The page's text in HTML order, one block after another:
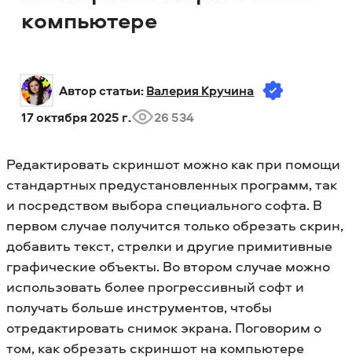
компьютере
Автор статьи: Валерия Кручина
17 октября 2025 г.
26 534
Редактировать скриншот можно как при помощи
стандартных предустановленных программ, так
и посредством выбора специального софта. В
первом случае получится только обрезать скрин,
добавить текст, стрелки и другие примитивные
графические объекты. Во втором случае можно
использовать более прогрессивный софт и
получать больше инструментов, чтобы
отредактировать снимок экрана. Поговорим о
том, как обрезать скриншот на компьютере